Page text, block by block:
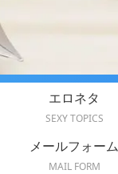
エロネタ
SEXY TOPICS
メールフォーム
MAIL FORM